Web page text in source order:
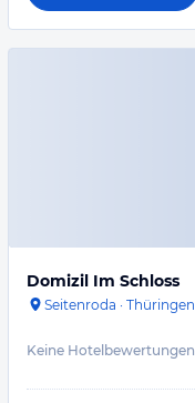
Domizil Im Schloss
Seitenroda · Thüringen
Keine Hotelbewertungen